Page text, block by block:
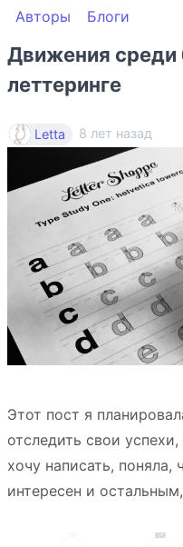
Авторы Блоги
Движения
леттеринге
Letta 8 лет назад
Этот пост я
отследить свои
хочу написать,
интересен и